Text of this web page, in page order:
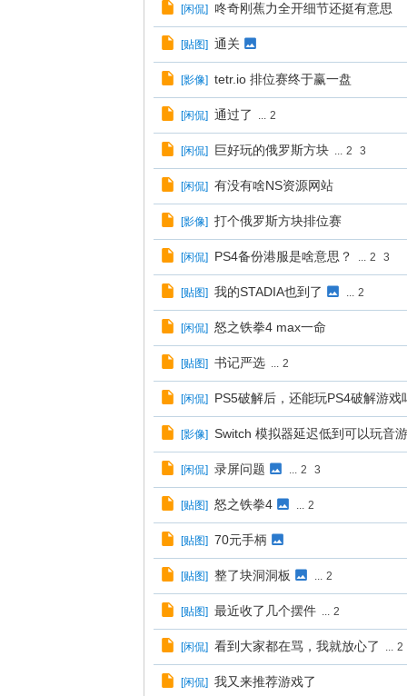
[闲侃] 咚奇刚蕉力全开细节还挺有意思
[贴图] 通关
[影像] tetr.io 排位赛终于赢一盘
[闲侃] 通过了 ... 2
[闲侃] 巨好玩的俄罗斯方块 ... 2 3
[闲侃] 有没有啥NS资源网站
[影像] 打个俄罗斯方块排位赛
[闲侃] PS4备份港服是啥意思？ ... 2 3
[贴图] 我的STADIA也到了 ... 2
[闲侃] 怒之铁拳4 max一命
[贴图] 书记严选 ... 2
[闲侃] PS5破解后，还能玩PS4破解游戏
[影像] Switch 模拟器延迟低到可以玩音
[闲侃] 录屏问题 ... 2 3
[贴图] 怒之铁拳4 ... 2
[贴图] 70元手柄
[贴图] 整了块洞洞板 ... 2
[贴图] 最近收了几个摆件 ... 2
[闲侃] 看到大家都在骂，我就放心了 ... 2
[闲侃] 我又来推荐游戏了